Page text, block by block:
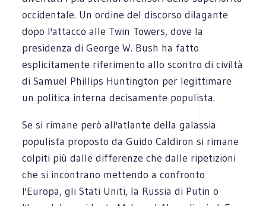
occidentale. Un ordine del discorso dilagante
dopo l'attacco alle Twin Towers, dove la
presidenza di George W. Bush ha fatto
esplicitamente riferimento allo scontro di civiltà
di Samuel Phillips Huntington per legittimare
un politica interna decisamente populista.
Se si rimane però all'atlante della galassia
populista proposto da Guido Caldiron si rimane
colpiti più dalle differenze che dalle ripetizioni
che si incontrano mettendo a confronto
l'Europa, gli Stati Uniti, la Russia di Putin o